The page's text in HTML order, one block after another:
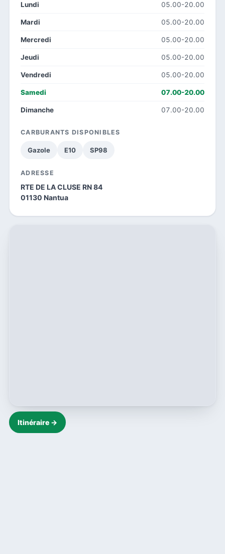
Lundi 05.00-20.00
Mardi 05.00-20.00
Mercredi 05.00-20.00
Jeudi 05.00-20.00
Vendredi 05.00-20.00
Samedi 07.00-20.00
Dimanche 07.00-20.00
CARBURANTS DISPONIBLES
Gazole E10 SP98
ADRESSE
RTE DE LA CLUSE RN 84
01130 Nantua
Itinéraire →